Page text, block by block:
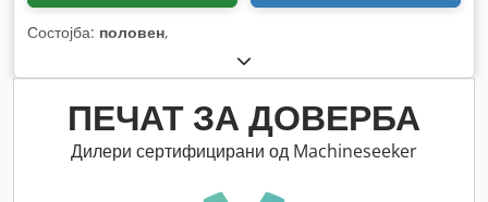
Состојба: половен,
ПЕЧАТ ЗА ДОВЕРБА
Дилери сертифицирани од Machineseeker